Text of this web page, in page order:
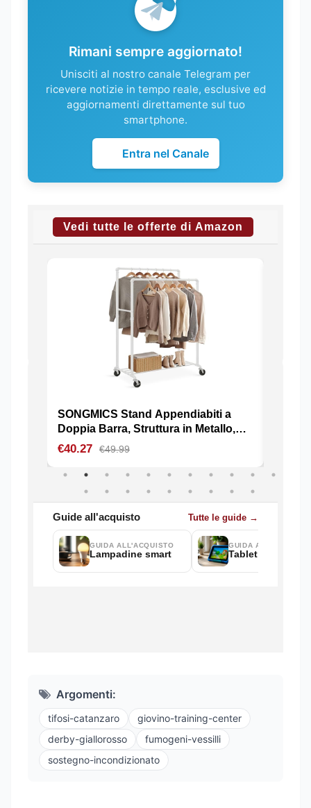
Rimani sempre aggiornato!
Unisciti al nostro canale Telegram per
ricevere notizie in tempo reale, esclusive ed
aggiornamenti direttamente sul tuo
smartphone.
Entra nel Canale
Argomenti:
tifosi-catanzaro
giovino-training-center
derby-giallorosso
fumogeni-vessilli
sostegno-incondizionato